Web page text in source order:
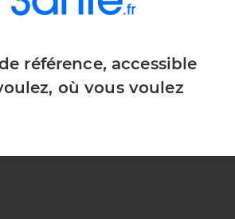
référence, accessible
où vous voulez